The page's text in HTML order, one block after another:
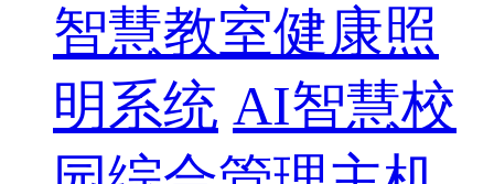
智慧教室健康照
明系统 AI智慧校